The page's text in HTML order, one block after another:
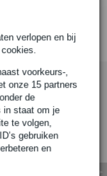
verlopen en bij
voorkeurs-,
onze 15 partners
de
in staat om je
te volgen,
gebruiken
en